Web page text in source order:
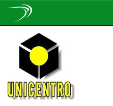
navigation